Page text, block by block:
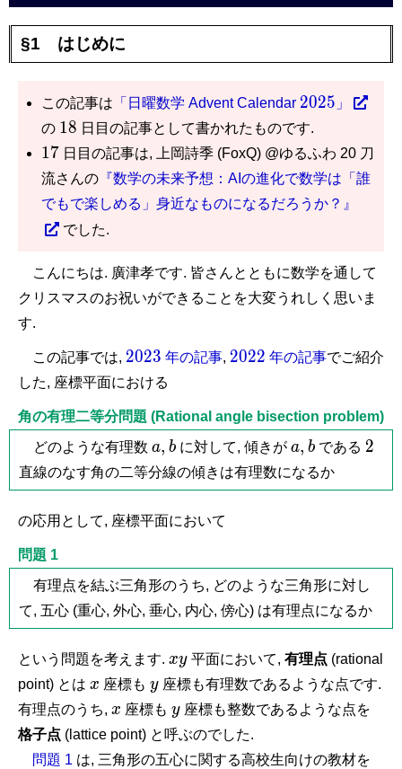
§1 はじめに
この記事は 「日曜数学 Advent Calendar 2025
2025 」
の 18
18 日目の記事として書かれたものです.
17
17 日目の記事は, 上岡詩季 (FoxQ) @ゆるふわ 20 刀
流さんの 『数学の未来予想：AIの進化で数学は「誰
でもで楽しめる」身近なものになるだろうか？』
でした.
こんにちは. 廣津孝です. 皆さんとともに数学を通して
クリスマスのお祝いができることを大変うれしく思いま
す.
この記事では, 2023
2023 年の記事, 2022
2022 年の記事でご紹介
した, 座標平面における
角の有理二等分問題 (Rational angle bisection problem)
どのような有理数 a,
a, b
b に対して, 傾きが a,
a, b
b である 2
2
直線のなす角の二等分線の傾きは有理数になるか
の応用として, 座標平面において
問題 1
有理点を結ぶ三角形のうち, どのような三角形に対し
て, 五心 (重心, 外心, 垂心, 内心, 傍心) は有理点になるか
という問題を考えます. xy
xy平面において, 有理点 (rational
point) とは x
x 座標も y
y座標も有理数であるような点です.
有理点のうち, x
x 座標も y
y座標も整数であるような点を
格子点 (lattice point) と呼ぶのでした.
問題 1 は, 三角形の五心に関する高校生向けの教材を